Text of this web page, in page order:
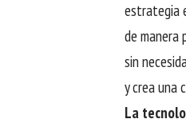
estrategia
de manera
sin
y crea una
La